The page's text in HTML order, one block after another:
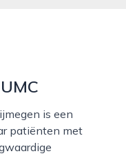
patiënten met